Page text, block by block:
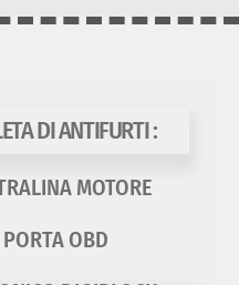
DI ANTIFURTI :
MOTORE
OBD